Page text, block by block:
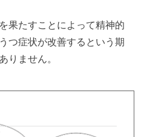
果たすことによって精神的
つ症状が改善するという期
りません。